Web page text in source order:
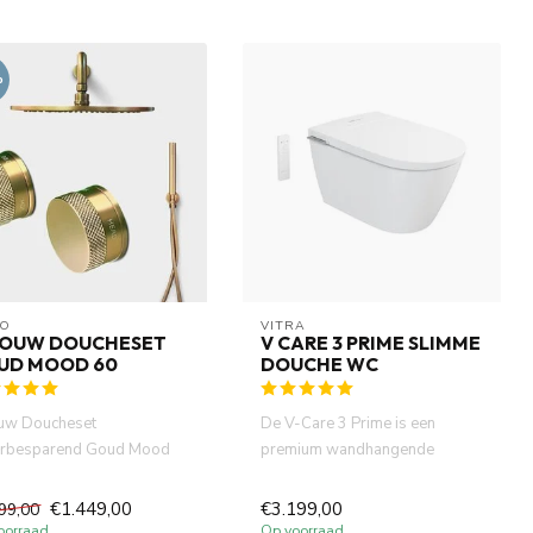
DOUCHESET
MOOD 60
Doucheset
Goud Mood
set...€1.449,00
VITRA
V CARE 3 PRIME SLIMME
DOUCHE WC
De V-Care 3 Prime is een
premium wandhangende
bidetfunctie ...
€3.199,00